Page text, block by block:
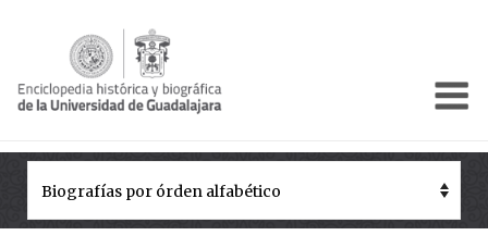
Presentación